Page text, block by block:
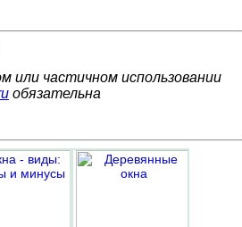
или частичном использовании
обязательна